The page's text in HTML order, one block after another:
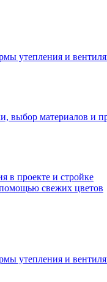
утепления и
выбор материалов и
в проекте и стройке
помощью свежих цветов
утепления и